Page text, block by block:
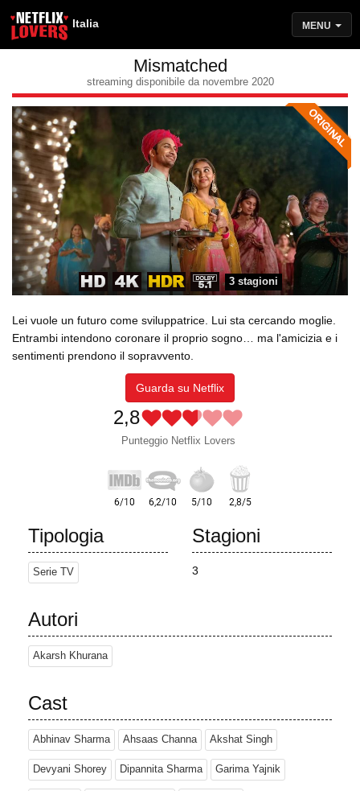
Italia MENU
Mismatched
streaming disponibile da novembre 2020
3 stagioni
Lei vuole un futuro come sviluppatrice. Lui sta cercando moglie.
Entrambi intendono coronare il proprio sogno… ma l'amicizia e i
sentimenti prendono il sopravvento.
Guarda su Netflix
2,8
Punteggio Netflix Lovers
Tipologia
Serie TV
Stagioni
3
Autori
Akarsh Khurana
Cast
Abhinav Sharma Ahsaas Channa Akshat Singh
Devyani Shorey Dipannita Sharma Garima Yajnik